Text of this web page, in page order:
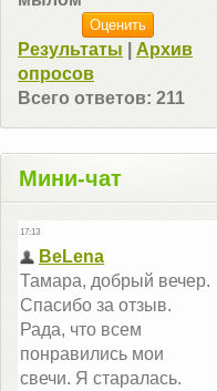
Результаты
Архив
опросов
Всего ответов: 211
Мини-чат